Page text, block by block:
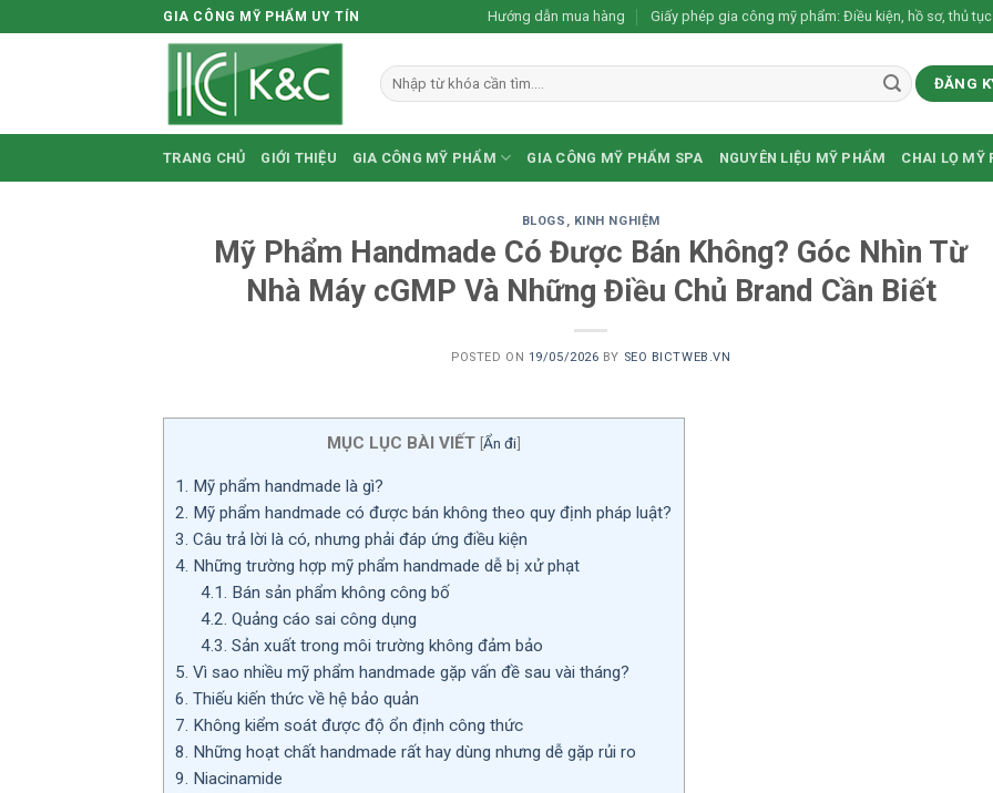
to
GIA CÔNG MỸ PHẨM UY TÍN Hướng dẫn mua hàng Giấy phép gia công mỹ phẩm: Điều kiện, hồ sơ, thủ
ĐĂNG
TRANG CHỦ GIỚI THIỆU GIA CÔNG MỸ PHẨM GIA CÔNG MỸ PHẨM SPA NGUYÊN LIỆU MỸ PHẨM CHAI LỌ MỸ
BLOGS , KINH NGHIỆM
Mỹ Phẩm Handmade Có Được Bán Không? Góc Nhìn Từ
Nhà Máy cGMP Và Những Điều Chủ Brand Cần Biết
POSTED ON 19/05/2026 BY SEO BICTWEB.VN
MỤC LỤC BÀI VIẾT [Ẩn đi]
1. Mỹ phẩm handmade là gì?
2. Mỹ phẩm handmade có được bán không theo quy định pháp luật?
3. Câu trả lời là có, nhưng phải đáp ứng điều kiện
4. Những trường hợp mỹ phẩm handmade dễ bị xử phạt
4.1. Bán sản phẩm không công bố
4.2. Quảng cáo sai công dụng
4.3. Sản xuất trong môi trường không đảm bảo
5. Vì sao nhiều mỹ phẩm handmade gặp vấn đề sau vài tháng?
6. Thiếu kiến thức về hệ bảo quản
7. Không kiểm soát được độ ổn định công thức
8. Những hoạt chất handmade rất hay dùng nhưng dễ gặp rủi ro
9. Niacinamide